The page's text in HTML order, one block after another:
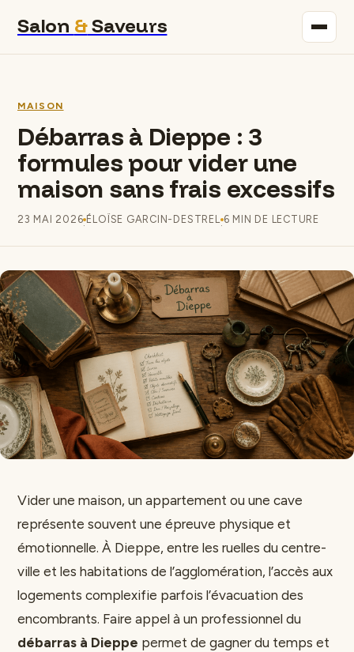
Salon &Saveurs
Gastronomie
Bricolage
MAISON
Débarras à Dieppe : 3
formules pour vider une
maison sans frais excessifs
23 MAI 2026·ÉLOÏSE GARCIN-DESTREL·6 MIN DE LECTURE
Vider une maison, un appartement ou une cave
représente souvent une épreuve physique et
émotionnelle. À Dieppe, entre les ruelles du centre-
ville et les habitations de l’agglomération, l’accès aux
logements complexifie parfois l’évacuation des
encombrants. Faire appel à un professionnel du
débarras à Dieppe permet de gagner du temps et